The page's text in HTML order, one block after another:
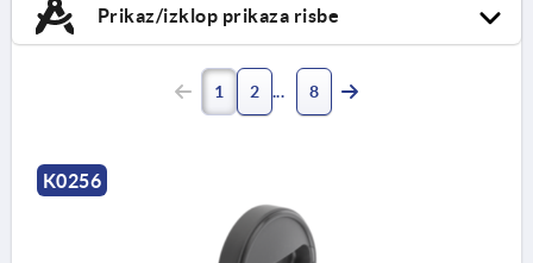
Prikaz/izklop prikaza risbe
1 2 8
K0256